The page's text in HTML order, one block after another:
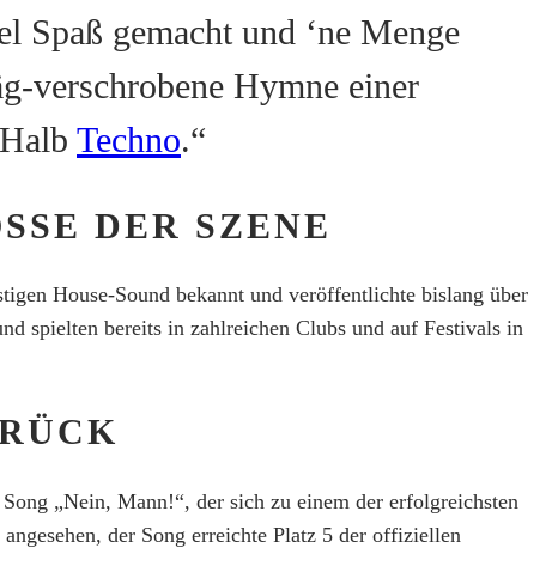
gemacht und ‘ne Menge
verschrobene Hymne einer
Techno.“
DER SZENE
House-Sound bekannt und veröffentlichte bislang über
spielten bereits in zahlreichen Clubs und auf Festivals in
„Nein, Mann!“, der sich zu einem der erfolgreichsten
der Song erreichte Platz 5 der offiziellen